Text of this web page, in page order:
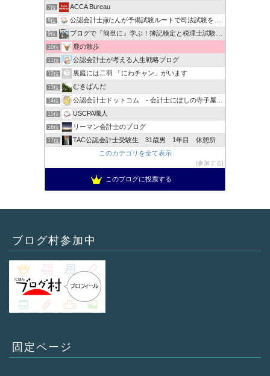
7位 ACCA Bureau
8位 公認会計士jijiたんが予備試験ルートで司法試験を目指すブ…
9位 ブログで『簡単に』学ぶ！簿記検定と税理士試験＆公認会計士試験
10位 鹿の散歩
11位 公認会計士が考える人生戦略ブログ
12位 裏庭には二羽 「にわチャン」がいます
13位 むきぱんだ
14位 公認会計士ドットコム - 会計士にぼしの寺子屋ブログ -
15位 USCPA職人
16位 リーマン会計士のブログ
17位
TAC公認会計士受験生 31歳男 1年目 休憩所
このカテゴリを全て表示
参加する
このブログに投票する
ブログ村参加中
固定ページ